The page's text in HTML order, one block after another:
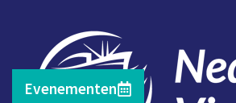
Evenementen